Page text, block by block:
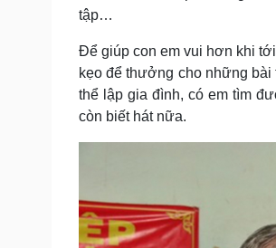
tập…
Để giúp con em vui hơn khi
kẹo để thưởng cho những bài
thể lập gia đình, có em tìm
còn biết hát nữa.